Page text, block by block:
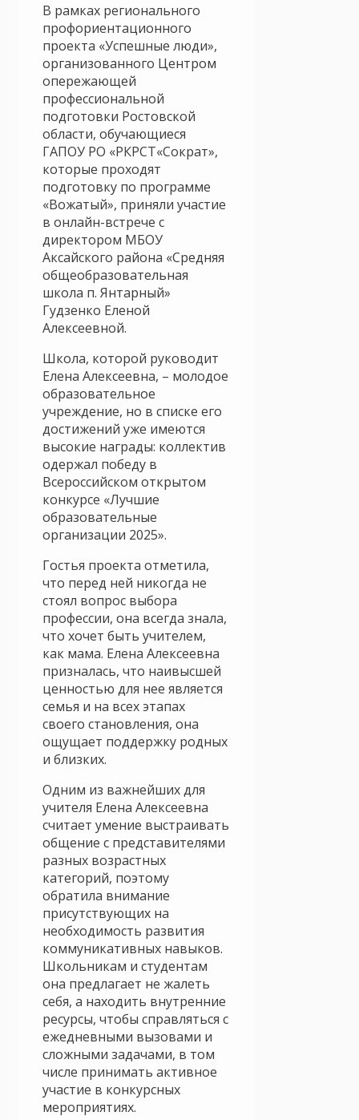
В рамках регионального
профориентационного
проекта «Успешные люди»,
организованного Центром
опережающей
профессиональной
подготовки Ростовской
области, обучающиеся
ГАПОУ РО «РКРСТ«Сократ»,
которые проходят
подготовку по программе
«Вожатый», приняли участие
в онлайн-встрече с
директором МБОУ
Аксайского района «Средняя
общеобразовательная
школа п. Янтарный»
Гудзенко Еленой
Алексеевной.
Школа, которой руководит
Елена Алексеевна, – молодое
образовательное
учреждение, но в списке его
достижений уже имеются
высокие награды: коллектив
одержал победу в
Всероссийском открытом
конкурсе «Лучшие
образовательные
организации 2025».
Гостья проекта отметила,
что перед ней никогда не
стоял вопрос выбора
профессии, она всегда знала,
что хочет быть учителем,
как мама. Елена Алексеевна
призналась, что наивысшей
ценностью для нее является
семья и на всех этапах
своего становления, она
ощущает поддержку родных
и близких.
Одним из важнейших для
учителя Елена Алексеевна
считает умение выстраивать
общение с представителями
разных возрастных
категорий, поэтому
обратила внимание
присутствующих на
необходимость развития
коммуникативных навыков.
Школьникам и студентам
она предлагает не жалеть
себя, а находить внутренние
ресурсы, чтобы справляться с
ежедневными вызовами и
сложными задачами, в том
числе принимать активное
участие в конкурсных
мероприятиях.